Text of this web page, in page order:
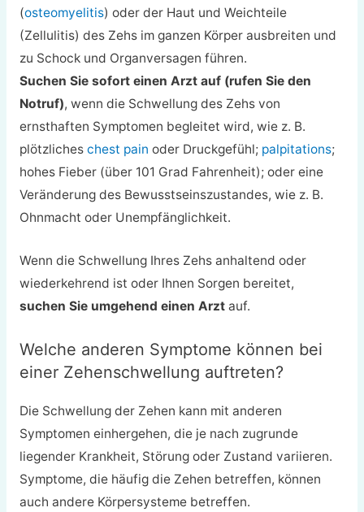
(osteomyelitis) oder der Haut und Weichteile
(Zellulitis) des Zehs im ganzen Körper ausbreiten und
zu Schock und Organversagen führen.
Suchen Sie sofort einen Arzt auf (rufen Sie den
Notruf), wenn die Schwellung des Zehs von
ernsthaften Symptomen begleitet wird, wie z. B.
plötzliches chest pain oder Druckgefühl; palpitations;
hohes Fieber (über 101 Grad Fahrenheit); oder eine
Veränderung des Bewusstseinszustandes, wie z. B.
Ohnmacht oder Unempfänglichkeit.
Wenn die Schwellung Ihres Zehs anhaltend oder
wiederkehrend ist oder Ihnen Sorgen bereitet,
suchen Sie umgehend einen Arztauf.
Welche anderen Symptome können bei
einer Zehenschwellung auftreten?
Die Schwellung der Zehen kann mit anderen
Symptomen einhergehen, die je nach zugrunde
liegender Krankheit, Störung oder Zustand variieren.
Symptome, die häufig die Zehen betreffen, können
auch andere Körpersysteme betreffen.